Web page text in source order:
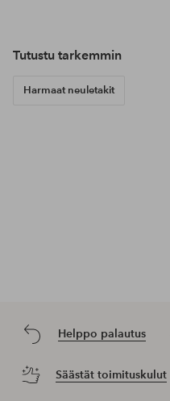
Tutustu tarkemmin
Harmaat neuletakit
Helppo palautus
Säästät toimituskulut